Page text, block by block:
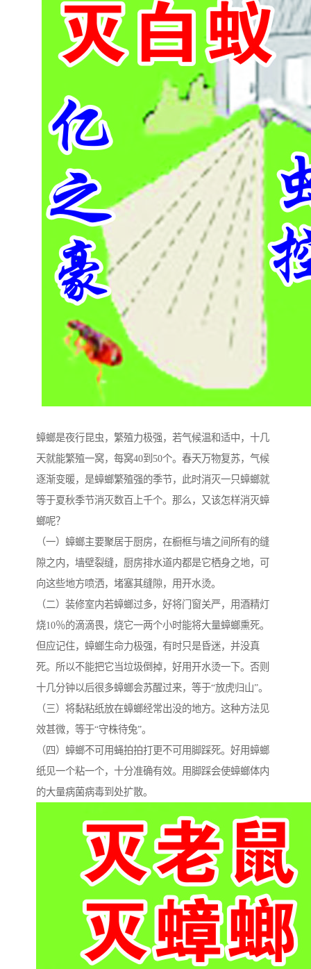
蟑螂是夜行昆虫，繁殖力极强，若气候温和适中，十几
天就能繁殖一窝，每窝40到50个。春天万物复苏，气候
逐渐变暖，是蟑螂繁殖强的季节，此时消灭一只蟑螂就
等于夏秋季节消灭数百上千个。那么，又该怎样消灭蟑
螂呢？
（一）蟑螂主要聚居于厨房，在橱框与墙之间所有的缝
隙之内，墙壁裂缝，厨房排水道内都是它栖身之地，可
向这些地方喷洒，堵塞其缝隙，用开水烫。
（二）装修室内若蟑螂过多，好将门窗关严，用酒精灯
烧10％的滴滴畏，烧它一两个小时能将大量蟑螂熏死。
但应记住，蟑螂生命力极强，有时只是昏迷，并没真
死。所以不能把它当垃圾倒掉，好用开水烫一下。否则
十几分钟以后很多蟑螂会苏醒过来，等于“放虎归山”。
（三）将黏粘纸放在蟑螂经常出没的地方。这种方法见
效甚微，等于“守株待兔”。
（四）蟑螂不可用蝇拍拍打更不可用脚踩死。好用蟑螂
纸见一个粘一个，十分准确有效。用脚踩会使蟑螂体内
的大量病菌病毒到处扩散。